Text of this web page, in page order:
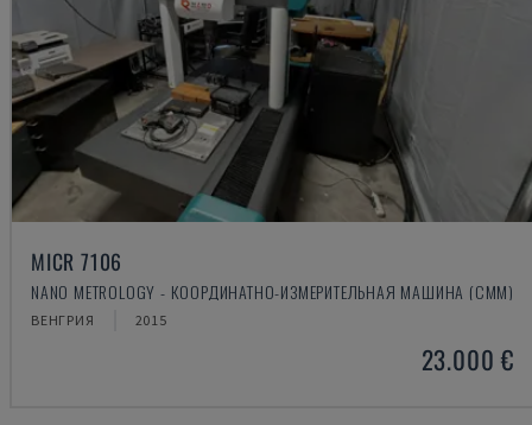
MICR 7106
NANO METROLOGY - КООРДИНАТНО-ИЗМЕРИТЕЛЬНАЯ МАШИНА (CMM)
ВЕНГРИЯ 2015
23.000 €